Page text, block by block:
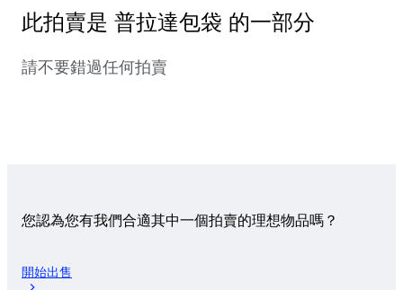
此拍賣是 普拉達包袋 的一部分
請不要錯過任何拍賣
您認為您有我們合適其中一個拍賣的理想物品嗎？
開始出售